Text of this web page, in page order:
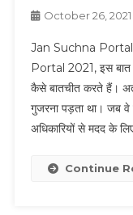
October 26, 2021
Jan Suchna
Portal 2021, इस बात
कैसे बातचीत करते हैं।
गुजरना पड़ता था। जब वे
अधिकारियों से मदद के
Continue